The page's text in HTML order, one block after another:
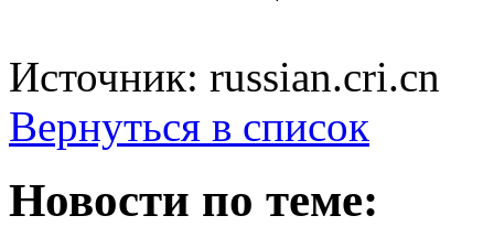
Источник: russian.cri.cn
Вернуться в список
Новости по теме: